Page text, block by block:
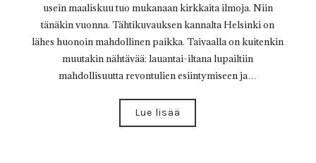
usein maaliskuu tuo mukanaan kirkkaita ilmoja. Niin
tänäkin vuonna. Tähtikuvauksen kannalta Helsinki on
lähes huonoin mahdollinen paikka. Taivaalla on kuitenkin
muutakin nähtävää: lauantai-iltana lupailtiin
mahdollisuutta revontulien esiintymiseen ja…
Lue lisää